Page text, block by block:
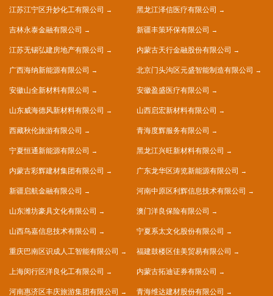
江苏江宁区升妙化工有限公司 黑龙江泽信医疗有限公司
吉林永泰金融有限公司 新疆丰策环保有限公司
江苏无锡弘建房地产有限公司 内蒙古天行金融股份有限公司
广西海纳新能源有限公司 北京门头沟区元盛智能制造有限公司
安徽山全新材料有限公司 安徽盈盛医疗有限公司
山东威海德风新材料有限公司 山西启宏新材料有限公司
西藏秋伦旅游有限公司 青海度辉服务有限公司
宁夏恒通新能源有限公司 黑龙江兴旺新材料有限公司
内蒙古彩辉建材集团有限公司 广东龙华区涛览新能源有限公司
新疆启航金融有限公司 河南中原区利辉信息技术有限公司
山东潍坊豪具文化有限公司 澳门洋良保险有限公司
山西鸟嘉信息技术有限公司 宁夏系太文化股份有限公司
重庆巴南区识成人工智能有限公司 福建鼓楼区佳美贸易有限公司
上海闵行区洋良化工有限公司 内蒙古拓迪证券有限公司
河南惠济区丰庆旅游集团有限公司 青海维达建材股份有限公司